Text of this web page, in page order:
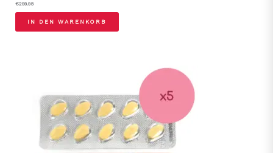
€299.95
IN DEN WARENKORB